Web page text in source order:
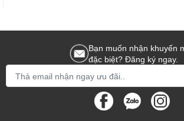
Bạn muốn nhận khuyến
đặc biệt? Đăng ký ngay.